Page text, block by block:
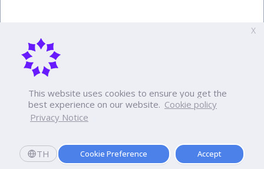
This website uses cookies to ensure you get the
best experience on our website. Cookie policy
Privacy Notice
TH Cookie Preference Accept
X
Tuition fees Apply Now